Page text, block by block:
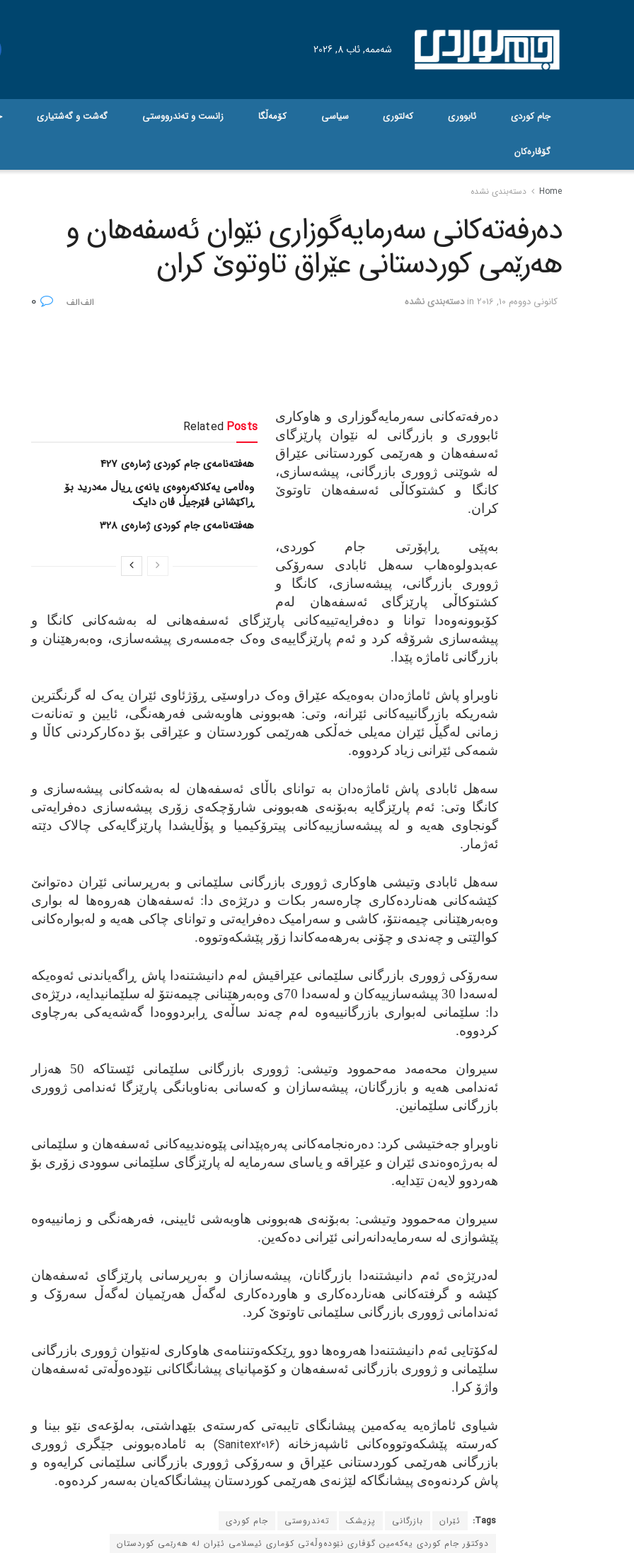
شەممە, ئاب 8, 2026
جام کوردی ئابووری کەلتوری سیاسی کۆمەڵگا زانست و تەندرووستی گه‌شت و گه‌شتیاری
گۆڤاره‌کان
Home دسته‌بندی نشده
ده‌رفه‌ته‌کانی سه‌رمایه‌گوزاری نێوان ئه‌سفه‌هان و
هه‌رێمی کوردستانی عێراق تاوتوێ کران
كانونی دووه‌م 10, 2016 in دسته‌بندی نشده
Related Posts
هەفتەنامەی جام کوردی ژمارەی 427
وەڵامی یەکلاکەرەوەی یانەی ڕیاڵ مەدرید بۆ
ڕاکێشانی ڤێرجیڵ ڤان دایک
هەفتەنامەی جام کوردی ژمارەی 328
ده‌رفه‌ته‌کانی سه‌رمایه‌گوزاری و هاوکاری
ئابووری و بازرگانی له‌ نێوان پارێزگای
ئه‌سفه‌هان و هه‌رێمی کوردستانی عێراق
له‌ شوێنی ژووری بازرگانی، پیشه‌سازی،
کانگا و کشتوکاڵی ئه‌سفه‌هان تاوتوێ
کران.
به‌پێی ڕاپۆرتی جام کوردی،
عه‌بدولوه‌هاب سه‌هل ئابادی سه‌رۆکی
ژووری بازرگانی، پیشه‌سازی، کانگا و
کشتوکاڵی پارێزگای ئه‌سفه‌هان له‌م
کۆبوونه‌وه‌دا توانا و ده‌فرایه‌تییه‌کانی پارێزگای ئه‌سفه‌هانی له‌ به‌شه‌کانی کانگا و
پیشه‌سازی شرۆڤه‌ کرد و ئه‌م پارێزگاییه‌ی وه‌ک جه‌مسه‌ری پیشه‌سازی، وه‌به‌رهێنان و
بازرگانی ئاماژه‌ پێدا.
ناوبراو پاش ئاماژه‌دان به‌وه‌یکه‌ عێراق وه‌ک دراوسێی ڕۆژئاوی ئێران یه‌ک له‌ گرنگترین
شه‌ریکه‌ بازرگانییه‌کانی ئێرانه‌، وتی: هه‌بوونی هاوبه‌شی فه‌رهه‌نگی، ئایین و ته‌نانه‌ت
زمانی له‌گيڵ ئێران مه‌یلی خه‌ڵکی هه‌رێمی کوردستان و عێراقی بۆ ده‌کارکردنی کاڵا و
شمه‌کی ئێرانی زیاد کردووه‌.
سه‌هل ئابادی پاش ئاماژه‌دان به‌ توانای باڵای ئه‌سفه‌هان له‌ به‌شه‌کانی پیشه‌سازی و
کانگا وتی: ئه‌م پارێزگایه‌ به‌بۆنه‌ی هه‌بوونی شارۆچکه‌ی زۆری پیشه‌سازی ده‌فرایه‌تی
گونجاوی هه‌یه‌ و له‌ پیشه‌سازییه‌کانی پیترۆکیمیا و پۆڵایشدا پارێزگایه‌کی چالاک دێته‌
ئه‌ژمار.
سه‌هل ئابادی وتیشی هاوکاری ژووری بازرگانی سلێمانی و به‌رپرسانی ئێران ده‌توانێ
کێشه‌کانی هه‌نارده‌کاری چاره‌سه‌ر بکات و درێژه‌ی دا: ئه‌سفه‌هان هه‌روه‌ها له‌ بواری
وه‌به‌رهێنانی چیمه‌نتۆ، کاشی و سه‌رامیک ده‌فرایه‌تی و توانای چاکی هه‌یه‌ و له‌بواره‌کانی
کوالێتی و چه‌ندی و چۆنی به‌رهه‌مه‌کاندا زۆر پێشکه‌وتووه‌.
سه‌رۆکی ژووری بازرگانی سلێمانی عێراقیش له‌م دانیشتنه‌دا پاش ڕاگه‌یاندنی ئه‌وه‌یکه‌
له‌سه‌دا 30 پیشه‌سازییه‌کان و له‌سه‌دا 70ی وه‌به‌رهێنانی چیمه‌نتۆ له‌ سلێمانیدایه‌، درێژه‌ی
دا: سلێمانی له‌بواری بازرگانییه‌وه‌ له‌م چه‌ند ساڵه‌ی ڕابردووه‌دا گه‌شه‌یه‌کی به‌رچاوی
کردووه‌.
سیروان محه‌مه‌د مه‌حموود وتیشی: ژووری بازرگانی سلێمانی ئێستاکه‌ 50 هه‌زار
ئه‌ندامی هه‌یه‌ و بازرگانان، پیشه‌سازان و که‌سانی به‌ناوبانگی پارێزگا ئه‌ندامی ژووری
بازرگانی سلێمانین.
ناوبراو جه‌ختیشی کرد: ده‌ره‌نجامه‌کانی په‌ره‌پێدانی پێوه‌ندییه‌کانی ئه‌سفه‌هان و سلێمانی
له‌ به‌رژه‌وه‌ندی ئێران و عێراقه‌ و یاسای سه‌رمایه‌ له‌ پارێزگای سلێمانی سوودی زۆری بۆ
هه‌ردوو لایه‌ن تێدایه‌.
سیروان مه‌حموود وتیشی: به‌بۆنه‌ی هه‌بوونی هاوبه‌شی ئایینی، فه‌رهه‌نگی و زمانییه‌وه‌
پێشوازی له‌ سه‌رمایه‌دانه‌رانی ئێرانی ده‌که‌ین.
له‌درێژه‌ی ئه‌م دانیشتنه‌دا بازرگانان، پیشه‌سازان و به‌رپرسانی پارێزگای ئه‌سفه‌هان
کێشه‌ و گرفته‌کانی هه‌نارده‌کاری و هاورده‌کاری له‌گه‌ڵ هه‌رێمیان له‌گه‌ڵ سه‌رۆک و
ئه‌ندامانی ژووری بازرگانی سلێمانی تاوتوێ کرد.
له‌کۆتایی ئه‌م دانیشتنه‌دا هه‌روه‌ها دوو ڕێککه‌وتننامه‌ی هاوکاری له‌نێوان ژووری بازرگانی
سلێمانی و ژووری بازرگانی ئه‌سفه‌هان و کۆمپانیای پیشانگاکانی نێوده‌وڵه‌تی ئه‌سفه‌هان
واژۆ کرا.
شیاوی ئاماژه‌یه‌ یه‌که‌مین پیشانگای تایبه‌تی که‌رسته‌ی بێهداشتی، به‌لۆعه‌ی نێو بینا و
که‌رسته‌ پێشکه‌وتووه‌کانی ئاشپه‌زخانه‌ (Sanitex2016) به‌ ئاماده‌بوونی جێگری ژووری
بازرگانی هه‌رێمی کوردستانی عێراق و سه‌رۆکی ژووری بازرگانی سلێمانی کرایه‌وه‌ و
پاش کردنه‌وه‌ی پیشانگاکه‌ لێژنه‌ی هه‌رێمی کوردستان پیشانگاکه‌یان به‌سه‌ر کرده‌وه‌.
Tags: ئێران بازرگانی پزیشک ته‌ندروستی
جام کوردی
دوکتۆر جام کوردی یه‌که‌مین گۆڤاری نێوده‌وڵه‌تی کۆماری ئیسلامی ئێران له‌ هه‌رێمی کوردستان